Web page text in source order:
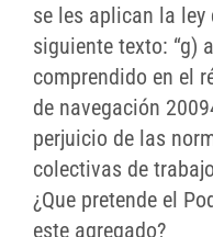
se les aplican la ley
siguiente texto: “g)
comprendido en el
de navegación
perjuicio de las
colectivas de
¿Que pretende el
este agregado?